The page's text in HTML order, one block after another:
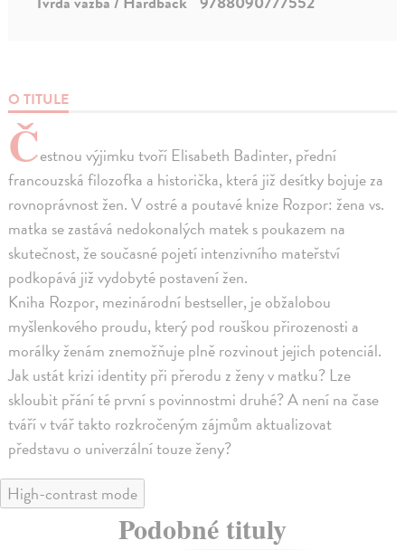
O TITULE
Čestnou výjimku tvoří Elisabeth Badinter, přední
francouzská filozofka a historička, která již desítky bojuje za
rovnoprávnost žen. V ostré a poutavé knize Rozpor: žena vs.
matka se zastává nedokonalých matek s poukazem na
skutečnost, že současné pojetí intenzivního mateřství
podkopává již vydobyté postavení žen.
Kniha Rozpor, mezinárodní bestseller, je obžalobou
myšlenkového proudu, který pod rouškou přirozenosti a
morálky ženám znemožňuje plně rozvinout jejich potenciál.
Jak ustát krizi identity při přerodu z ženy v matku? Lze
skloubit přání té první s povinnostmi druhé? A není na čase
tváří v tvář takto rozkročeným zájmům aktualizovat
představu o univerzální touze ženy?
High-contrast mode
Podobné tituly